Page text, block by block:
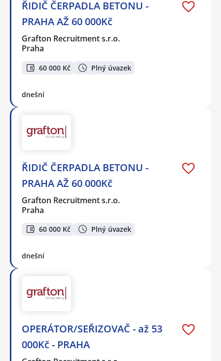
ŘIDIČ ČERPADLA BETONU -
PRAHA AŽ 60 000Kč
Grafton Recruitment s.r.o.
Praha
60 000 Kč Plný úvazek
dnešní
ŘIDIČ ČERPADLA BETONU -
PRAHA AŽ 60 000Kč
Grafton Recruitment s.r.o.
Praha
60 000 Kč Plný úvazek
dnešní
OPERÁTOR/SEŘIZOVAČ - až 53
000Kč - PRAHA